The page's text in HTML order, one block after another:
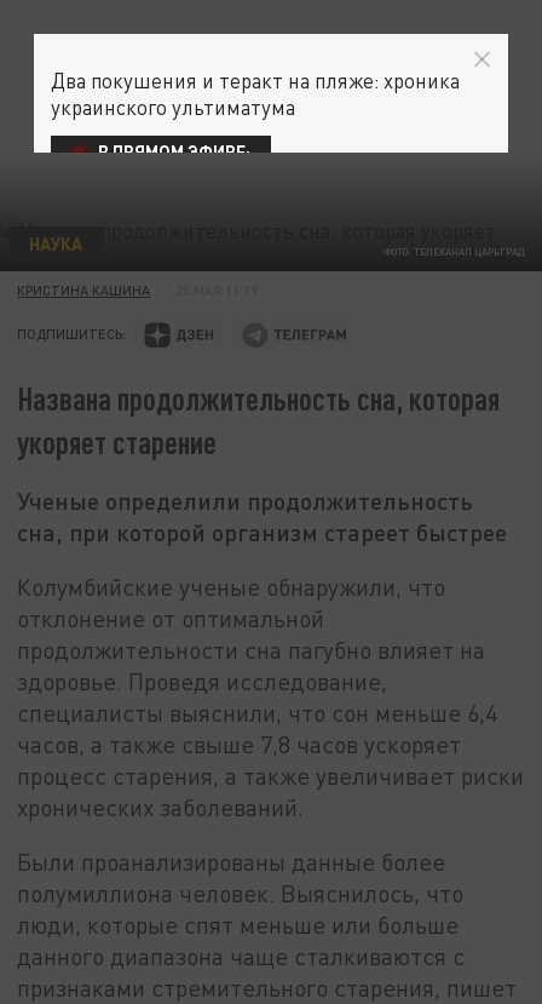
ФОТО: ТЕЛЕКАНАЛ ЦАРЬГРАД
НАУКА
КРИСТИНА КАШИНА
ПОДПИШИТЕСЬ:
Названа продолжительность сна, которая
укоряет старение
Ученые определили продолжительность
сна, при которой организм стареет быстрее
Колумбийские ученые обнаружили, что
отклонение от оптимальной
продолжительности сна пагубно влияет на
здоровье. Проведя исследование,
специалисты выяснили, что сон меньше 6,4
часов, а также свыше 7,8 часов ускоряет
процесс старения, а также увеличивает риски
хронических заболеваний.
Были проанализированы данные более
полумиллиона человек. Выяснилось, что
люди, которые спят меньше или больше
данного диапазона чаще сталкиваются с
признаками стремительного старения, пишет
Два покушения и теракт на пляже: хроника
украинского ультиматума
В ПРЯМОМ ЭФИРЕ: